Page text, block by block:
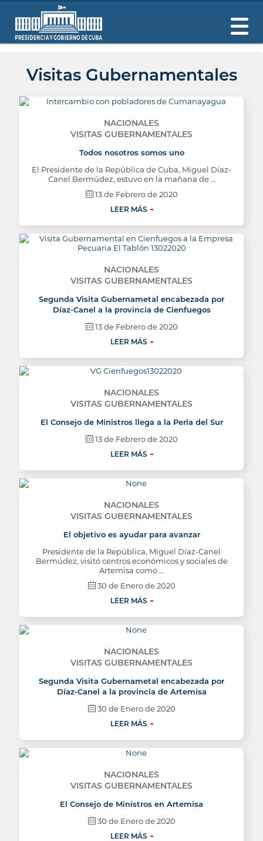
Visitas Gubernamentales
NACIONALES
VISITAS GUBERNAMENTALES
Todos nosotros somos uno
El Presidente de la República de Cuba, Miguel Díaz-
Canel Bermúdez, estuvo en la mañana de …
13 de Febrero de 2020
LEER MÁS
NACIONALES
VISITAS GUBERNAMENTALES
Segunda Visita Gubernametal encabezada por
Díaz-Canel a la provincia de Cienfuegos
13 de Febrero de 2020
LEER MÁS
NACIONALES
VISITAS GUBERNAMENTALES
El Consejo de Ministros llega a la Perla del Sur
13 de Febrero de 2020
LEER MÁS
NACIONALES
VISITAS GUBERNAMENTALES
El objetivo es ayudar para avanzar
Presidente de la República, Miguel Díaz-Canel
Bermúdez, visitó centros económicos y sociales de
Artemisa como …
30 de Enero de 2020
LEER MÁS
NACIONALES
VISITAS GUBERNAMENTALES
Segunda Visita Gubernametal encabezada por
Díaz-Canel a la provincia de Artemisa
30 de Enero de 2020
LEER MÁS
NACIONALES
VISITAS GUBERNAMENTALES
El Consejo de Ministros en Artemisa
30 de Enero de 2020
LEER MÁS